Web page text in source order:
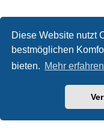
Diese Website nutzt
bestmöglichen
bieten. Mehr erfahren